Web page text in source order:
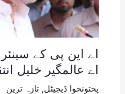
اے این پی کے
اے عالمگیر خلیل
پختونخوا ڈیجیٹل تازہ ترین